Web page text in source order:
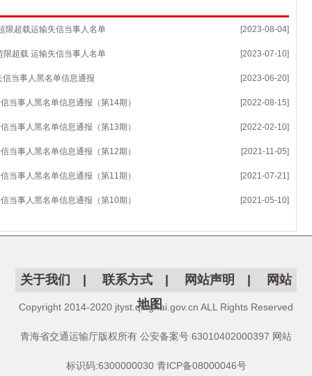
限超载运输失信当事人名单 [2023-08-04]
超载 运输失信当事人名单 [2023-07-10]
当事人黑名单信息通报 [2023-06-20]
当事人黑名单信息通报（第14期） [2022-08-15]
当事人黑名单信息通报（第13期） [2022-02-10]
当事人黑名单信息通报（第12期） [2021-11-05]
当事人黑名单信息通报（第11期） [2021-07-21]
当事人黑名单信息通报（第10期） [2021-05-10]
关于我们 联系方式 网站声明
网站
地图
Copyright 2014-2020 jtyst.qinghai.gov.cn ALL Rights Reserved
青海省交通运输厅版权所有 公安备案号 63010402000397 网站
标识码:6300000030 青ICP备08000046号